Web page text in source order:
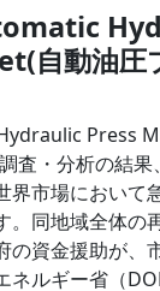
自動油圧
Press
査・分析の結
界市場において
。同地域全体の
の資金援助が、
ネルギー省（